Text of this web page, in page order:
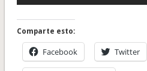
Comparte esto:
Facebook Twitter